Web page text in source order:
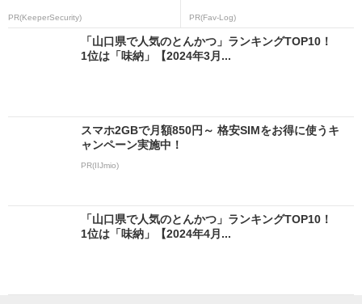
PR(KeeperSecurity) PR(Fav-Log)
「山口県で人気のとんかつ」ランキングTOP10！
1位は「味納」【2024年3月...
スマホ2GBで月額850円～ 格安SIMをお得に使うキ
ャンペーン実施中！
PR(IIJmio)
「山口県で人気のとんかつ」ランキングTOP10！
1位は「味納」【2024年4月...